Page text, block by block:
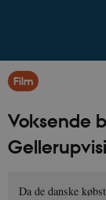
Film
Voksende
Da de danske